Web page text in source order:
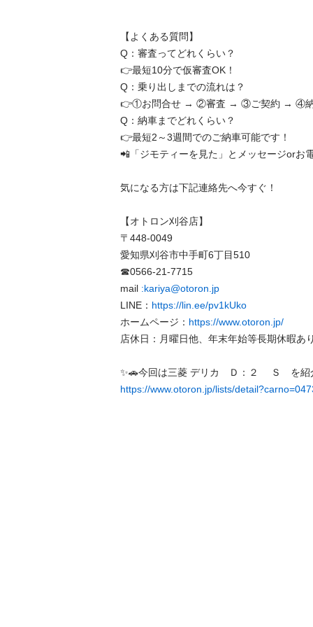
【よくある質問】
Q：審査ってどれくらい？
👉最短10分で仮審査OK！
Q：乗り出しまでの流れは？
👉①お問合せ → ②審査 → ③ご契約 → ④
Q：納車までどれくらい？
👉最短2～3週間でのご納車可能です！
📲「ジモティーを見た」とメッセージorお
気になる方は下記連絡先へ今すぐ！
【オトロン刈谷店】
〒448-0049
愛知県刈谷市中手町6丁目510
☎0566‐21‐7715
mail :kariya@otoron.jp
LINE： https://lin.ee/pv1kUko
ホームページ： https://www.otoron.jp/
店休日：月曜日他、年末年始等長期休暇あり
https://www.otoron.jp/lists/